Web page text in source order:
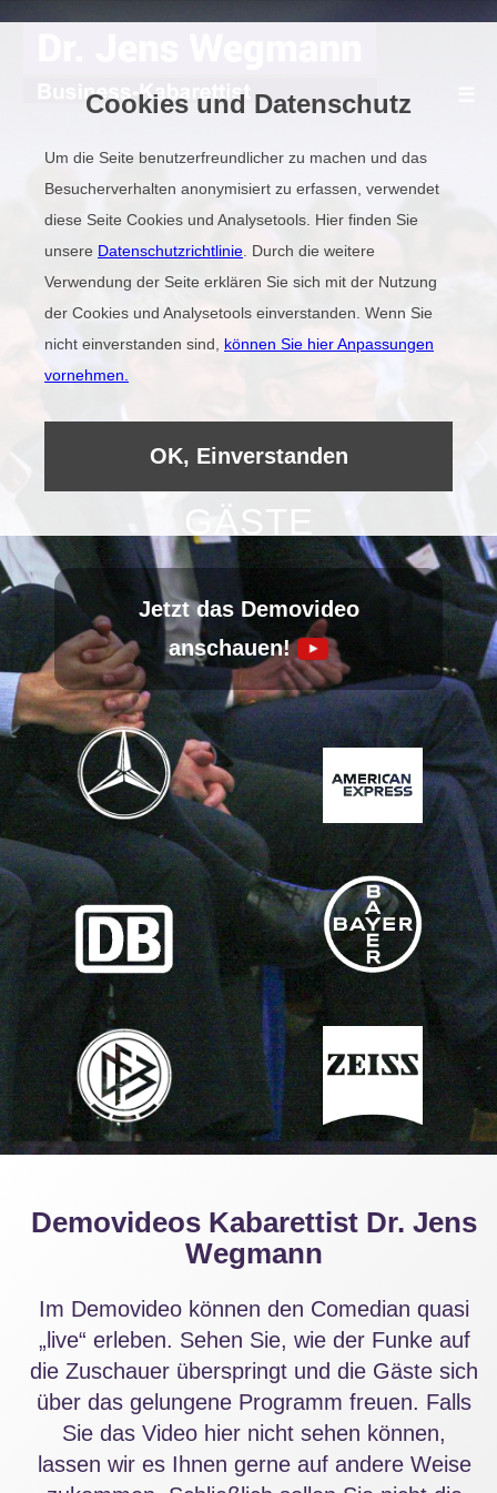
Demovideo
Referenzen
Kollegen
Unverbindlich anfragen: 0221 - 80 14 96 0
HIER LACHEN IHRE
GÄSTE
Jetzt das Demovideo
anschauen!
Demovideos Kabarettist Dr. Jens
Wegmann
Im Demovideo können den Comedian quasi
„live“ erleben. Sehen Sie, wie der Funke auf
die Zuschauer überspringt und die Gäste sich
über das gelungene Programm freuen. Falls
Sie das Video hier nicht sehen können,
lassen wir es Ihnen gerne auf andere Weise
Cookies und Datenschutz
Um die Seite benutzerfreundlicher zu machen und das
Besucherverhalten anonymisiert zu erfassen, verwendet
diese Seite Cookies und Analysetools. Hier finden Sie
unsere Datenschutzrichtlinie . Durch die weitere
Verwendung der Seite erklären Sie sich mit der Nutzung
der Cookies und Analysetools einverstanden. Wenn Sie
nicht einverstanden sind, können Sie hier Anpassungen
vornehmen.
OK, Einverstanden